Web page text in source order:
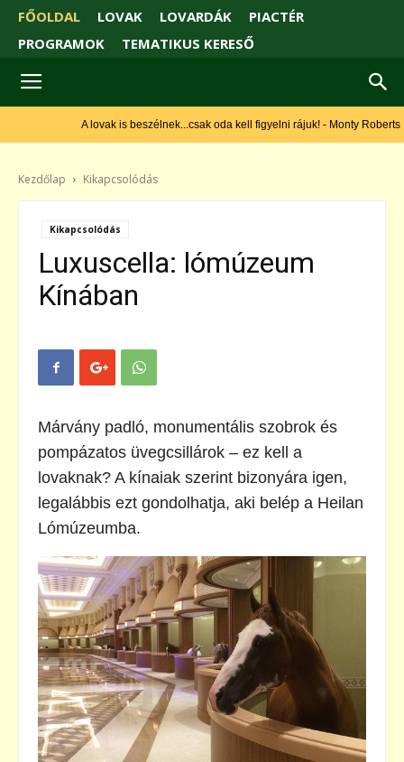
FŐOLDAL LOVAK LOVARDÁK
PIACTÉR
PROGRAMOK
TEMATIKUS KERESŐ
A lovak is beszélnek...csak oda kell figyelni rájuk! - Monty Roberts
Kezdőlap Kikapcsolódás
Kikapcsolódás
Luxuscella: lómúzeum
Kínában
Márvány padló, monumentális szobrok és
pompázatos üvegcsillárok – ez kell a
lovaknak? A kínaiak szerint bizonyára igen,
legalábbis ezt gondolhatja, aki belép a Heilan
Lómúzeumba.